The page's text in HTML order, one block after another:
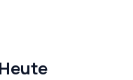
Heute